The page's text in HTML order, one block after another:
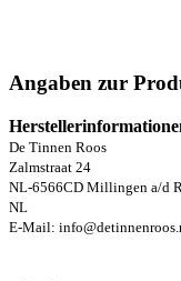
Angaben zur
De Tinnen Roos
Zalmstraat 24
NL-6566CD Millingen a/d
NL
E-Mail: